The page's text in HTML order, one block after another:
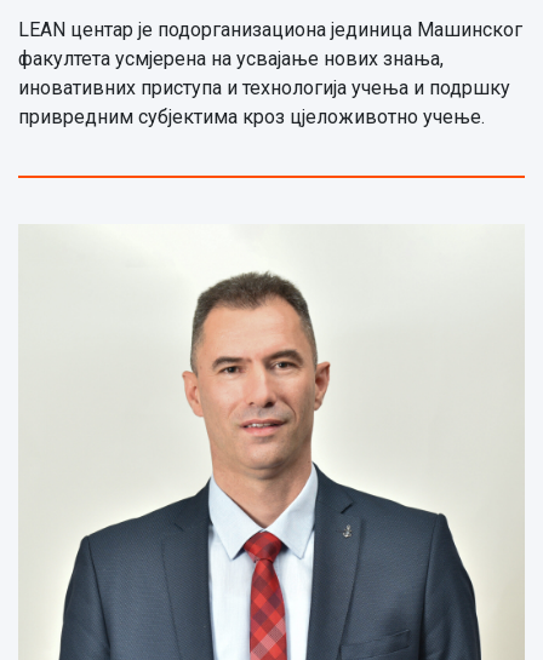
LEAN центар је подорганизациона јединица Машинског
факултета усмјерена на усвајање нових знања,
иновативних приступа и технологија учења и подршку
привредним субјектима кроз цјеложивотно учење.